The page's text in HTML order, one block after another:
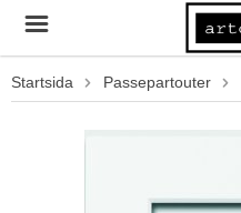
Startsida Passepartouter